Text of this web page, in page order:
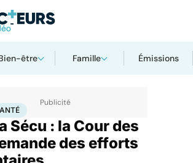
être Famille Émissions
Économie Economie de la santé
Sécu : la Cour des
des efforts